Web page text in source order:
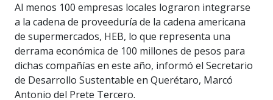
Al menos 100 empresas locales lograron integrarse
a la cadena de proveeduría de la cadena americana
de supermercados, HEB, lo que representa una
derrama económica de 100 millones de pesos para
dichas compañías en este año, informó el Secretario
de Desarrollo Sustentable en Querétaro, Marcó
Antonio del Prete Tercero.